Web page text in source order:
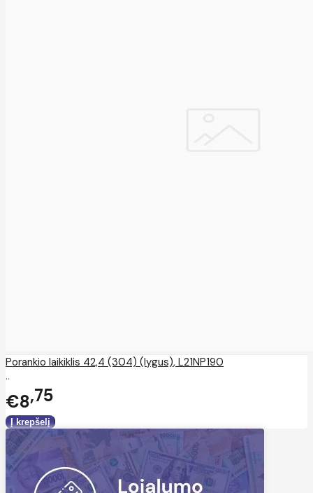
Porankio laikiklis 42,4 (304) (lygus), L21NP190
..
€8 75